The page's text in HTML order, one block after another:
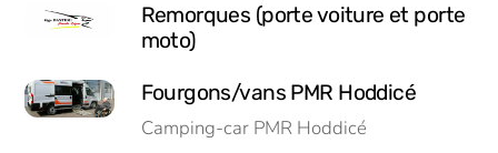
Remorques (porte voiture et porte
moto)
Fourgons/vans PMR Hoddicé
Camping-car PMR Hoddicé